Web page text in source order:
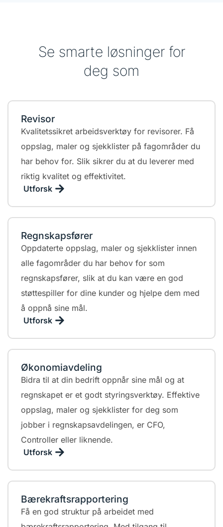
Se smarte løsninger for
deg som
Revisor
Kvalitetssikret arbeidsverktøy for revisorer. Få
oppslag, maler og sjekklister på fagområder du
har behov for. Slik sikrer du at du leverer med
riktig kvalitet og effektivitet.
Utforsk
Regnskapsfører
Oppdaterte oppslag, maler og sjekklister innen
alle fagområder du har behov for som
regnskapsfører, slik at du kan være en god
støttespiller for dine kunder og hjelpe dem med
å oppnå sine mål.
Utforsk
Økonomiavdeling
Bidra til at din bedrift oppnår sine mål og at
regnskapet er et godt styringsverktøy. Effektive
oppslag, maler og sjekklister for deg som
jobber i regnskapsavdelingen, er CFO,
Controller eller liknende.
Utforsk
Bærekraftsrapportering
Få en god struktur på arbeidet med